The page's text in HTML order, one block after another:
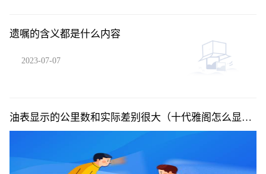
遗嘱的含义都是什么内容
2023-07-07
油表显示的公里数和实际差别很大（十代雅阁怎么显示
公里数）